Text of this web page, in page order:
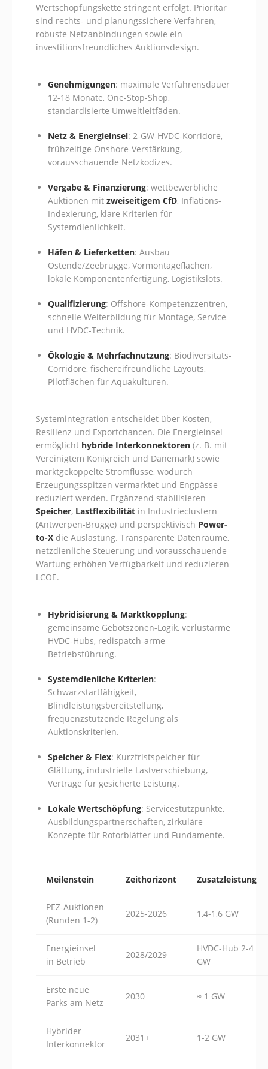
Wertschöpfungskette stringent erfolgt. Prioritär
sind rechts- und planungssichere Verfahren,
robuste Netzanbindungen sowie ein
investitionsfreundliches Auktionsdesign.
Genehmigungen: maximale Verfahrensdauer
12-18 Monate, One-Stop-Shop,
standardisierte Umweltleitfäden.
Netz & Energieinsel: 2-GW-HVDC-Korridore,
frühzeitige Onshore-Verstärkung,
vorausschauende Netzkodizes.
Vergabe & Finanzierung: wettbewerbliche
Auktionen mit zweiseitigem CfD, Inflations-
Indexierung, klare Kriterien für
Systemdienlichkeit.
Häfen & Lieferketten: Ausbau
Ostende/Zeebrugge, Vormontageflächen,
lokale Komponentenfertigung, Logistikslots.
Qualifizierung: Offshore-Kompetenzzentren,
schnelle Weiterbildung für Montage, Service
und HVDC-Technik.
Ökologie & Mehrfachnutzung: Biodiversitäts-
Corridore, fischereifreundliche Layouts,
Pilotflächen für Aquakulturen.
Systemintegration entscheidet über Kosten,
Resilienz und Exportchancen. Die Energieinsel
ermöglicht hybride Interkonnektoren (z. B. mit
Vereinigtem Königreich und Dänemark) sowie
marktgekoppelte Stromflüsse, wodurch
Erzeugungsspitzen vermarktet und Engpässe
reduziert werden. Ergänzend stabilisieren
Speicher, Lastflexibilität in Industrieclustern
(Antwerpen-Brügge) und perspektivisch Power-
to-X die Auslastung. Transparente Datenräume,
netzdienliche Steuerung und vorausschauende
Wartung erhöhen Verfügbarkeit und reduzieren
LCOE.
Hybridisierung & Marktkopplung:
gemeinsame Gebotszonen-Logik, verlustarme
HVDC-Hubs, redispatch-arme
Betriebsführung.
Systemdienliche Kriterien:
Schwarzstartfähigkeit,
Blindleistungsbereitstellung,
frequenzstützende Regelung als
Auktionskriterien.
Speicher & Flex: Kurzfristspeicher für
Glättung, industrielle Lastverschiebung,
Verträge für gesicherte Leistung.
Lokale Wertschöpfung: Servicestützpunkte,
Ausbildungspartnerschaften, zirkuläre
Konzepte für Rotorblätter und Fundamente.
Meilenstein Zeithorizont Zusatzleistung
PEZ-Auktionen
(Runden 1-2)
2025-2026 1,4-1,6 GW
Energieinsel
in Betrieb
2028/2029
HVDC-Hub 2-4
GW
Erste neue
Parks am Netz
2030 ≈ 1 GW
Hybrider
Interkonnektor
2031+ 1-2 GW